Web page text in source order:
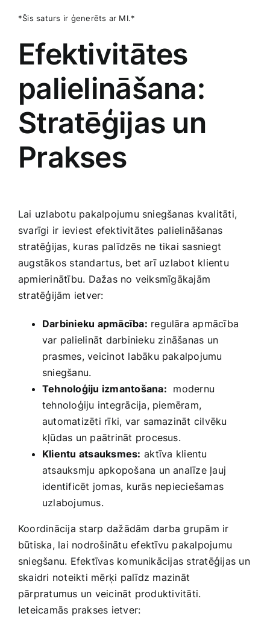
*Šis saturs ir ģenerēts ar ​MI.*
Efektivitātes
palielināšana:
Stratēģijas un
Prakses
Lai uzlabotu pakalpojumu sniegšanas kvalitāti,
svarīgi‌ ir ieviest efektivitātes palielināšanas
stratēģijas, kuras⁤ palīdzēs ne tikai sasniegt
augstākos standartus, bet arī uzlabot klientu
apmierinātību.‌ Dažas no veiksmīgākajām
stratēģijām ietver:
Darbinieku apmācība: regulāra apmācība
var palielināt darbinieku zināšanas un ​
prasmes, veicinot labāku pakalpojumu
sniegšanu.
Tehnoloģiju​ izmantošana: ⁢ modernu
tehnoloģiju integrācija, piemēram,​
automatizēti rīki, var samazināt cilvēku ​
kļūdas un paātrināt procesus.
Klientu atsauksmes: ⁤aktīva⁤ klientu
atsauksmju⁢ apkopošana un analīze ļauj
identificēt jomas, kurās nepieciešamas
uzlabojumus.
Koordinācija starp ⁤dažādām⁢ darba grupām ir⁤
būtiska, lai nodrošinātu ⁤efektīvu pakalpojumu
sniegšanu.‌ Efektīvas komunikācijas stratēģijas un
skaidri noteikti‍ mērķi⁤ palīdz mazināt
pārpratumus un veicināt produktivitāti.
Ieteicamās prakses ietver: